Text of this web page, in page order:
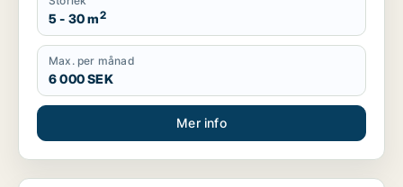
5 - 30 m2
Max. per månad
6 000 SEK
Mer info